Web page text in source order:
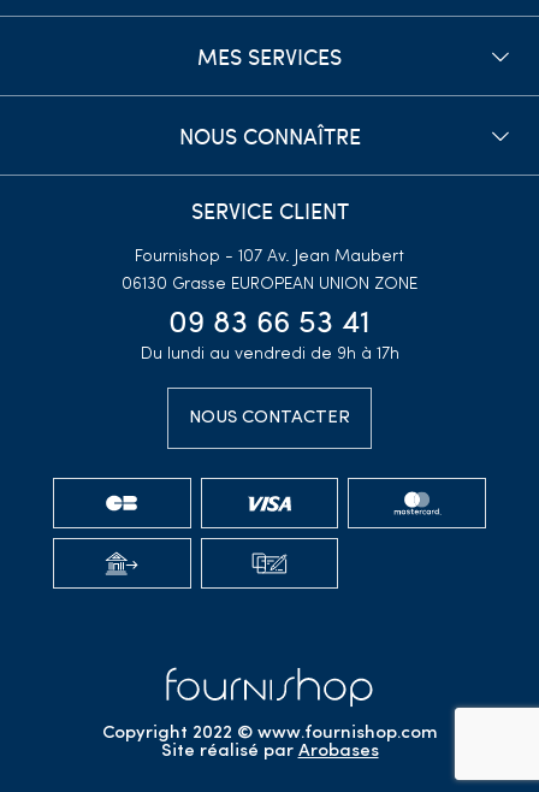
MES SERVICES
NOUS CONNAÎTRE
SERVICE CLIENT
Fournishop - 107 Av. Jean Maubert
06130 Grasse EUROPEAN UNION ZONE
09 83 66 53 41
Du lundi au vendredi de 9h à 17h
NOUS CONTACTER
Copyright 2022 © www.fournishop.com
Site réalisé par Arobases